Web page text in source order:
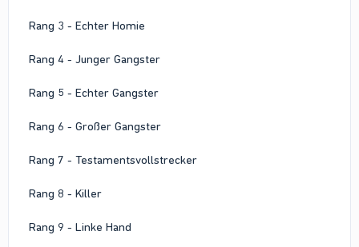
Rang 3 - Echter Homie
Rang 4 - Junger Gangster
Rang 5 - Echter Gangster
Rang 6 - Großer Gangster
Rang 7 - Testamentsvollstrecker
Rang 8 - Killer
Rang 9 - Linke Hand